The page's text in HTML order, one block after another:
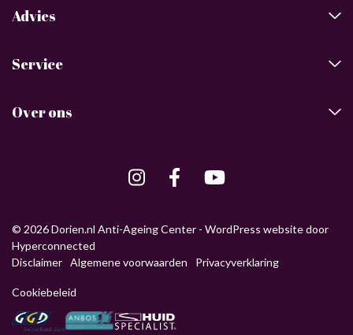
Advies
Service
Over ons
© 2026 Dorien.nl Anti-Ageing Center - WordPress websitedoor
Hyperconnected
Disclaimer Algemene voorwaarden Privacyverklaring
Cookiebeleid